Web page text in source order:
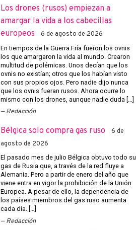
Los drones (rusos) empiezan a
amargar la vida a los cabecillas
europeos
6 de agosto de 2026
En tiempos de la Guerra Fría fueron los ovnis
los que amargaron la vida al mundo. Crearon
multitud de polémicas. Unos decían que los
ovnis no existían; otros que los habían visto
con sus propios ojos. Pero nadie dijo nunca
que los ovnis fueran rusos. Ahora ocurre lo
mismo con los drones, aunque nadie duda […]
Redacción
Bélgica solo compra gas ruso
6 de
agosto de 2026
El pasado mes de julio Bélgica obtuvo todo su
gas de Rusia que, a través de la red fluye a
Alemania. Pero a partir de enero del año que
viene entra en vigor la prohibición de la Unión
Europea. A pesar de ello, la dependencia de
los países miembros del gas ruso aumenta
cada dia. […]
Redacción